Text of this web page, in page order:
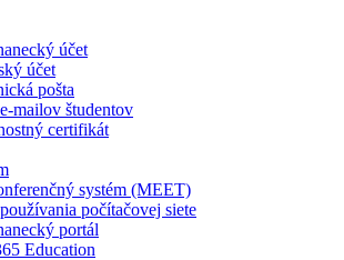
účet
účet
pošta
mailov študentov
certifikát
systém (MEET)
počítačovej siete
portál
Education